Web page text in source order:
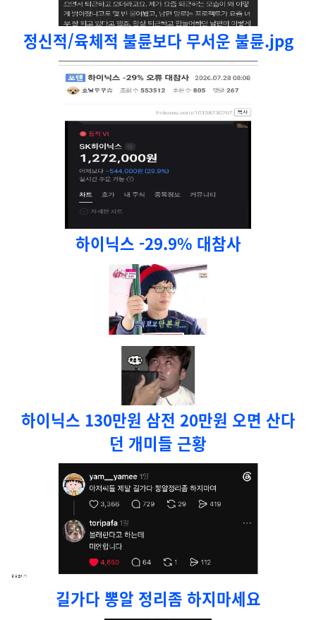
정신적/육체적 불륜보다 무서운 불륜.jpg
하이닉스 -29.9% 대참사
하이닉스 130만원 삼전 20만원 오면 산다
던 개미들 근황
길가다 뽕알 정리좀 하지마세요